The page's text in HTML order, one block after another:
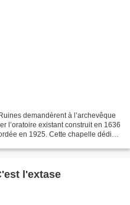
demandèrent à l’archevêque
l’oratoire existant construit en 1636
en 1925. Cette chapelle dédiée
l'extase